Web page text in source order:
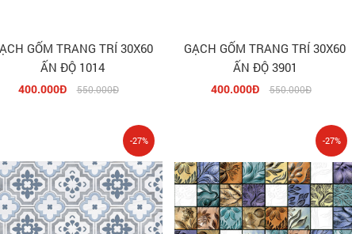
GỐM TRANG TRÍ 30X60
ẤN ĐỘ 1014
400.000Đ 550.000Đ
GẠCH GỐM TRANG TRÍ 30X60
ẤN ĐỘ 3901
400.000Đ 550.000Đ
-27% -27%